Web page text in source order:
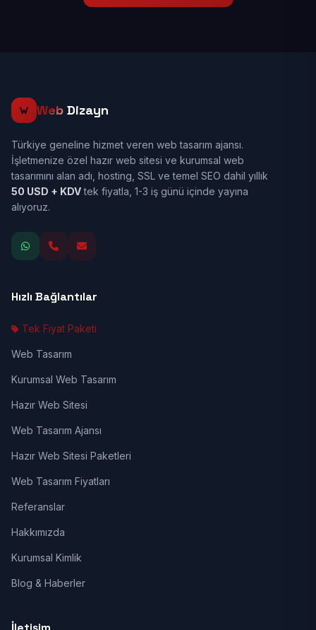
Web Dizayn
Türkiye geneline hizmet veren web tasarım ajansı.
İşletmenize özel hazır web sitesi ve kurumsal web
tasarımını alan adı, hosting, SSL ve temel SEO dahil yıllık
50 USD + KDVtek fiyatla, 1-3 iş günü içinde yayına
alıyoruz.
Hızlı Bağlantılar
Tek Fiyat Paketi
Web Tasarım
Kurumsal Web Tasarım
Hazır Web Sitesi
Web Tasarım Ajansı
Hazır Web Sitesi Paketleri
Web Tasarım Fiyatları
Referanslar
Hakkımızda
Kurumsal Kimlik
Blog & Haberler